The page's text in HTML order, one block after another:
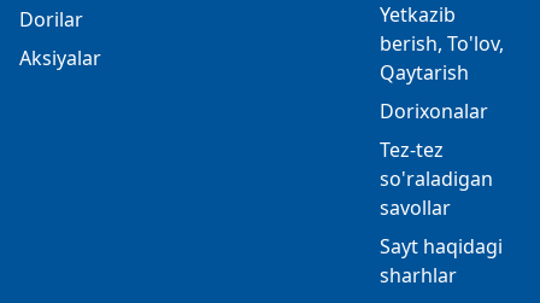
Dorilar
Aksiyalar
Yetkazib
berish, To'lov,
Qaytarish
Dorixonalar
Tez-tez
so'raladigan
savollar
Sayt haqidagi
sharhlar